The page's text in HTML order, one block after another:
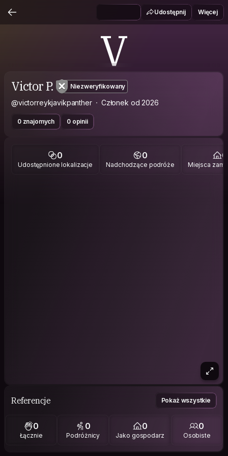
Udostępnij Więcej
V
Victor P. Niezweryfikowany
@victorreykjavikpanther Członek od 2026
0 znajomych 0 opinii
0
Udostępnione lokalizacje
0
Nadchodzące podróże
0
Miejsca
Referencje Pokaż wszystkie
0
Łącznie
0
Podróżnicy
0
Jako gospodarz
0
Osobiste